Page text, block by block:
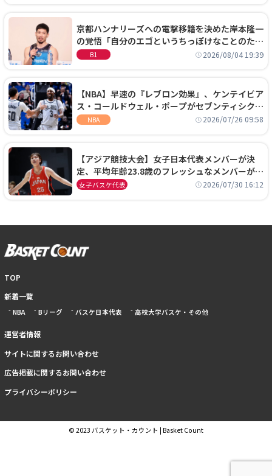
京都ハンナリーズへの電撃移籍を決めた岸本隆一
の覚悟「自分のエゴというちっぽけなことのため
に、京都に来たわけではない」
B1 2026/08/04 19:39
【NBA】早速の『レブロン効果』、ケンテイビア
ス・コールドウェル・ポープがセブンティシクサ
ーズに1年契約で加入
NBA 2026/07/26 09:58
【アジア競技大会】女子日本代表メンバーが決
定、平均年齢23.8歳のフレッシュなメンバーが日
本開催の大舞台で頂点を狙う
女子バスケ代表 2026/07/30 16:12
TOP
新着一覧
NBA Bリーグ バスケ日本代表 高校大学バスケ・その他
運営者情報
サイトに関するお問い合わせ
広告掲載に関するお問い合わせ
プライバシーポリシー
© 2023 バスケット・カウント | Basket Count